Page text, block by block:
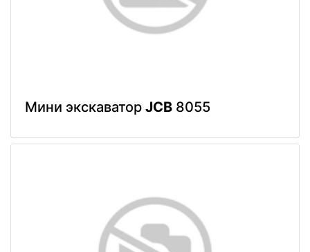
Мини экскаватор JCB 8055